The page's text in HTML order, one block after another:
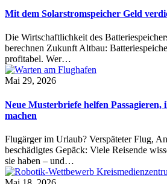
Mit dem Solarstromspeicher Geld
Die Wirtschaftlichkeit des
berechnen Zukunft Altbau:
profitabel. Wer…
Mai 29, 2026
Neue Musterbriefe helfen Passagieren,
machen
Flugärger im Urlaub? Verspäteter Flug,
beschädigtes Gepäck: Viele Reisende
sie haben – und…